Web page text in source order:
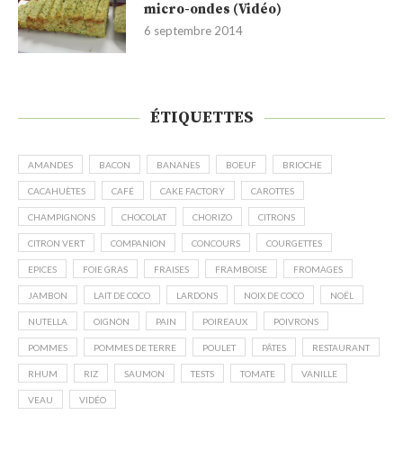
micro-ondes (Vidéo)
6 septembre 2014
ÉTIQUETTES
AMANDES BACON BANANES BOEUF BRIOCHE
CACAHUÈTES CAFÉ CAKE FACTORY CAROTTES
CHAMPIGNONS CHOCOLAT CHORIZO CITRONS
CITRON VERT COMPANION CONCOURS COURGETTES
EPICES FOIE GRAS FRAISES FRAMBOISE FROMAGES
JAMBON LAIT DE COCO LARDONS NOIX DE COCO NOËL
NUTELLA OIGNON PAIN POIREAUX POIVRONS
POMMES POMMES DE TERRE POULET PÂTES RESTAURANT
RHUM RIZ SAUMON TESTS TOMATE VANILLE
VEAU VIDÉO